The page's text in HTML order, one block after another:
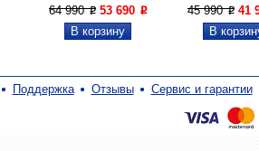
64 990P 53 690 P 45 990P 41
Поддержка Отзывы Сервис и гарантии